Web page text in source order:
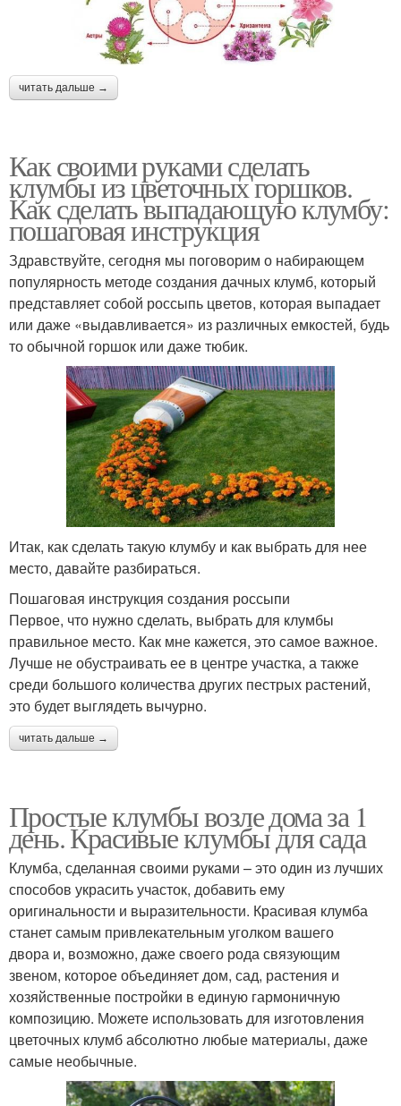
читать дальше →
Как своими руками сделать
клумбы из цветочных горшков.
Как сделать выпадающую клумбу:
пошаговая инструкция
Здравствуйте, сегодня мы поговорим о набирающем
популярность методе создания дачных клумб, который
представляет собой россыпь цветов, которая выпадает
или даже «выдавливается» из различных емкостей, будь
то обычной горшок или даже тюбик.
Итак, как сделать такую клумбу и как выбрать для нее
место, давайте разбираться.
Пошаговая инструкция создания россыпи
Первое, что нужно сделать, выбрать для клумбы
правильное место. Как мне кажется, это самое важное.
Лучше не обустраивать ее в центре участка, а также
среди большого количества других пестрых растений,
это будет выглядеть вычурно.
читать дальше →
Простые клумбы возле дома за 1
день. Красивые клумбы для сада
Клумба, сделанная своими руками – это один из лучших
способов украсить участок, добавить ему
оригинальности и выразительности. Красивая клумба
станет самым привлекательным уголком вашего
двора и, возможно, даже своего рода связующим
звеном, которое объединяет дом, сад, растения и
хозяйственные постройки в единую гармоничную
композицию. Можете использовать для изготовления
цветочных клумб абсолютно любые материалы, даже
самые необычные.